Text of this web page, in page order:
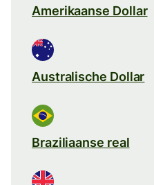
Amerikaanse Dollar
Australische Dollar
Braziliaanse real